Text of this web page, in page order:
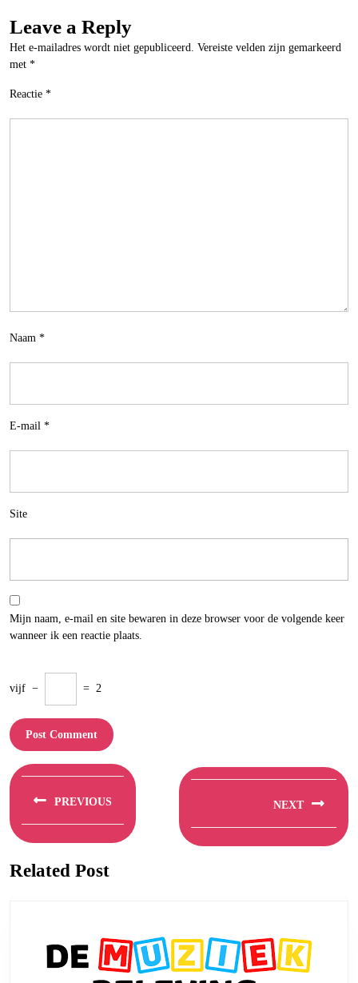
Leave a Reply
Het e-mailadres wordt niet gepubliceerd. Vereiste velden zijn gemarkeerd
met *
Reactie *
Naam *
E-mail *
Site
Mijn naam, e-mail en site bewaren in deze browser voor de volgende keer
wanneer ik een reactie plaats.
vijf − = 2
Berichtnavigatie
PREVIOUS
post:
NEXT
post:
Related Post